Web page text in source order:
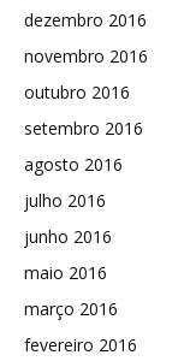
dezembro 2016
novembro 2016
outubro 2016
setembro 2016
agosto 2016
julho 2016
junho 2016
maio 2016
março 2016
fevereiro 2016